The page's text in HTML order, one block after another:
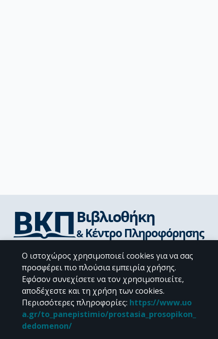
Διεύθυνση Βιβλιοθήκης & Κέντρου Πληροφόρησης
Βιβλιοθήκες Σχολών του ΕΚΠΑ
Υπολογιστικό Κέντρο Βιβλιοθηκών
Επικοινωνία / Helpdesk
Ο ιστοχώρος χρησιμοποιεί cookies για να σας
προσφέρει πιο πλούσια εμπειρία χρήσης.
Εφόσον συνεχίσετε να τον χρησιμοποιείτε,
αποδέχεστε και τη χρήση των cookies.
Περισσότερες πληροφορίες: https://www.uo
a.gr/to_panepistimio/prostasia_prosopikon_
dedomenon/